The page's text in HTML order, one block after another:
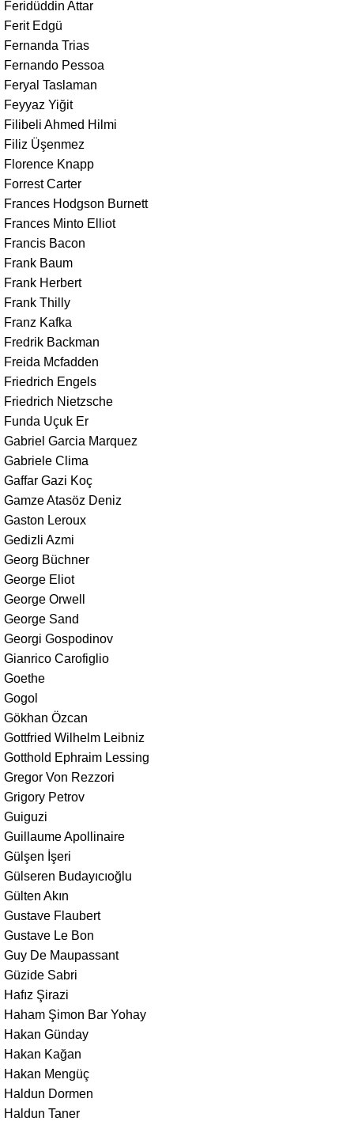
Feridüddin Attar
Ferit Edgü
Fernanda Trias
Fernando Pessoa
Feryal Taslaman
Feyyaz Yiğit
Filibeli Ahmed Hilmi
Filiz Üşenmez
Florence Knapp
Forrest Carter
Frances Hodgson Burnett
Frances Minto Elliot
Francis Bacon
Frank Baum
Frank Herbert
Frank Thilly
Franz Kafka
Fredrik Backman
Freida Mcfadden
Friedrich Engels
Friedrich Nietzsche
Funda Uçuk Er
Gabriel Garcia Marquez
Gabriele Clima
Gaffar Gazi Koç
Gamze Atasöz Deniz
Gaston Leroux
Gedizli Azmi
Georg Büchner
George Eliot
George Orwell
George Sand
Georgi Gospodinov
Gianrico Carofiglio
Goethe
Gogol
Gökhan Özcan
Gottfried Wilhelm Leibniz
Gotthold Ephraim Lessing
Gregor Von Rezzori
Grigory Petrov
Guiguzi
Guillaume Apollinaire
Gülşen İşeri
Gülseren Budayıcıoğlu
Gülten Akın
Gustave Flaubert
Gustave Le Bon
Guy De Maupassant
Güzide Sabri
Hafız Şirazi
Haham Şimon Bar Yohay
Hakan Günday
Hakan Kağan
Hakan Mengüç
Haldun Dormen
Haldun Taner